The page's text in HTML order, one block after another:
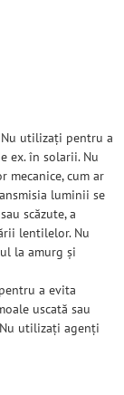
utilizați pentru a
ex. în solarii. Nu
cum ar
luminii se
scăzute, a
lentilelor. Nu
la amurg și
a evita
uscată sau
Nu utilizați agenți